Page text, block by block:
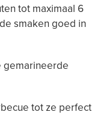
tot maximaal 6
smaken goed in
gemarineerde
tot ze perfect